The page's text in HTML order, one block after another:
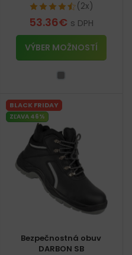
(2x)
53.36€ s DPH
VÝBER MOŽNOSTÍ
BLACK FRIDAY
ZĽAVA 46%
Bezpečnostná obuv
DARBON SB